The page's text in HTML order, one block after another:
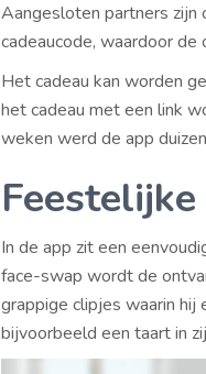
Aangesloten partners zijn
cadeaucode, waardoor
Het cadeau kan worden
het cadeau met een link
weken werd de app
In de app zit een
face-swap wordt de
grappige clipjes waarin hij
bijvoorbeeld een taart in